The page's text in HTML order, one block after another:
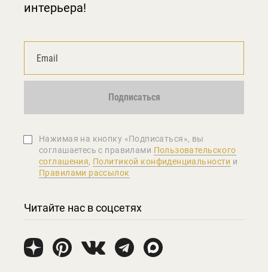
интерьера!
Подписаться
Нажимая на кнопку «Подписаться», вы
соглашаетеcь с правилами Пользовательского
соглашения, Политикой конфиденциальности и
Правилами рассылок
Читайте нас в соцсетях